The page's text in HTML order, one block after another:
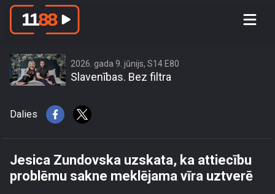
Jesica Zundovska uzskata, ka
2026. gada 9. jūnijs, S14 E80
Slavenības. Bez filtra
Dalies
Jesica Zundovska uzskata, ka attiecību
problēmu sakne meklējama vīra uztverē